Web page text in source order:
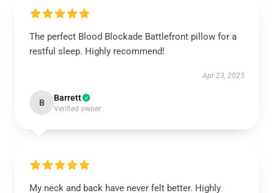
The perfect Blood Blockade Battlefront pillow for a
restful sleep. Highly recommend!
Apr 23, 2025
B Barrett
Verified owner
My neck and back have never felt better. Highly